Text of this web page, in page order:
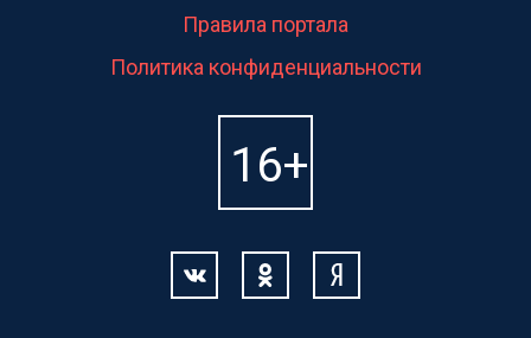
Правила портала
Политика конфиденциальности